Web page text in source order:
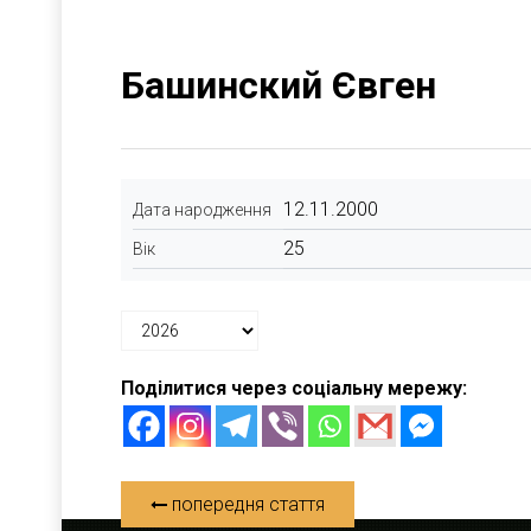
Башинский Євген
Дата народження 12.11.2000
Вік 25
Поділитися через соціальну мережу:
попередня стаття